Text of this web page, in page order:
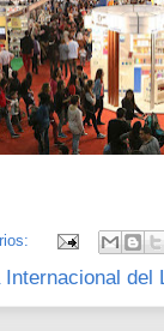
Internacional del